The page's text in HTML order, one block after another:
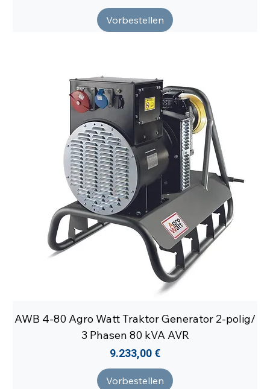
Vorbestellen
AWB 4-80 Agro Watt Traktor Generator 2-polig/
3 Phasen 80 kVA AVR
Preis
9.233,00 €
Vorbestellen